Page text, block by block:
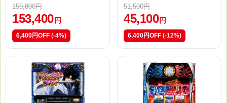
159,800円
153,400 円
6,400円OFF (-4%)
51,500円
45,100 円
6,400円OFF (-12%)